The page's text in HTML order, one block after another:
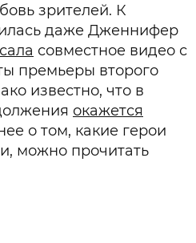
зрителей. К
даже Дженнифер
совместное видео с
премьеры второго
известно, что в
окажется
о том, какие герои
можно прочитать